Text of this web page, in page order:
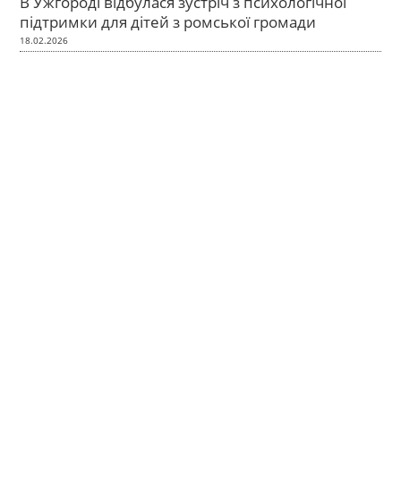
підтримки для дітей з ромської громади
18.02.2026